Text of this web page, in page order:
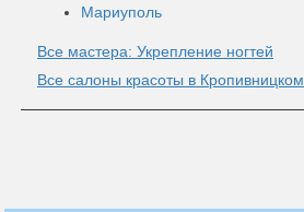
Мариуполь
Все мастера: Укрепление ногтей
Все салоны красоты в Кропивницком